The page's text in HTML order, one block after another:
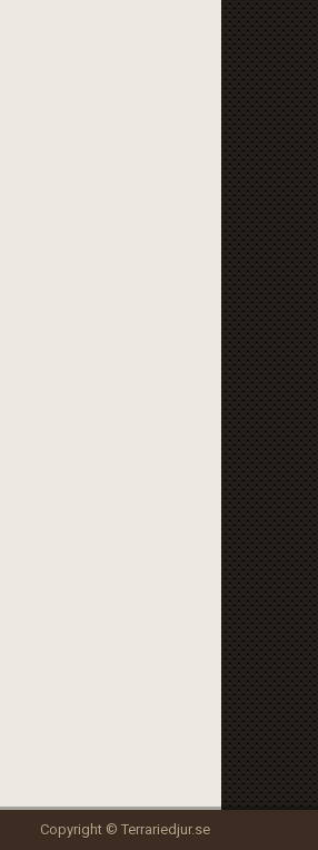
Copyright © Terrariedjur.se